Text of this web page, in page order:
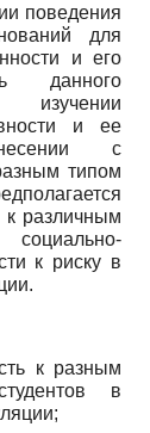
поведения
для
и его
данного
изучении
и ее
с
типом
к различным
к риску в
к разным
в